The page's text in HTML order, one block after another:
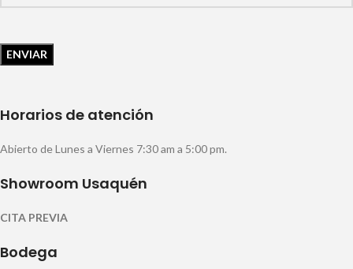
Horarios de atención
Abierto de Lunes a Viernes 7:30 am a 5:00 pm.
Showroom Usaquén
CITA PREVIA
Bodega